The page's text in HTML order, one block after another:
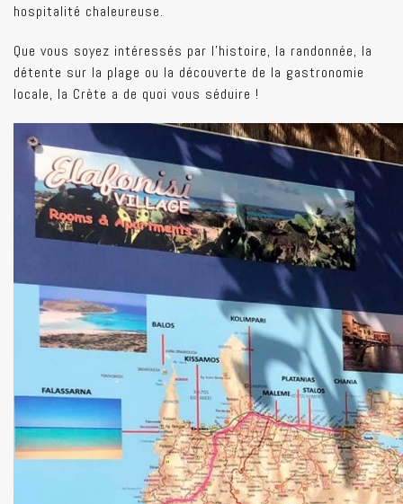
hospitalité chaleureuse.
Que vous soyez intéressés par l'histoire, la randonnée, la
détente sur la plage ou la découverte de la gastronomie
locale, la Crète a de quoi vous séduire !